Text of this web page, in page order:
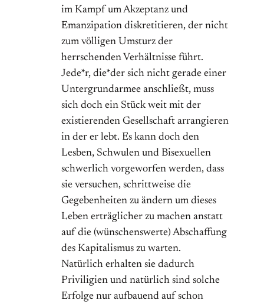
im Kampf um Akzeptanz und
Emanzipation diskretitieren, der nicht
zum völligen Umsturz der
herrschenden Verhältnisse führt.
Jede*r, die*der sich nicht gerade einer
Untergrundarmee anschließt, muss
sich doch ein Stück weit mit der
existierenden Gesellschaft arrangieren
in der er lebt. Es kann doch den
Lesben, Schwulen und Bisexuellen
schwerlich vorgeworfen werden, dass
sie versuchen, schrittweise die
Gegebenheiten zu ändern um dieses
Leben erträglicher zu machen anstatt
auf die (wünschenswerte) Abschaffung
des Kapitalismus zu warten.
Natürlich erhalten sie dadurch
Priviligien und natürlich sind solche
Erfolge nur aufbauend auf schon